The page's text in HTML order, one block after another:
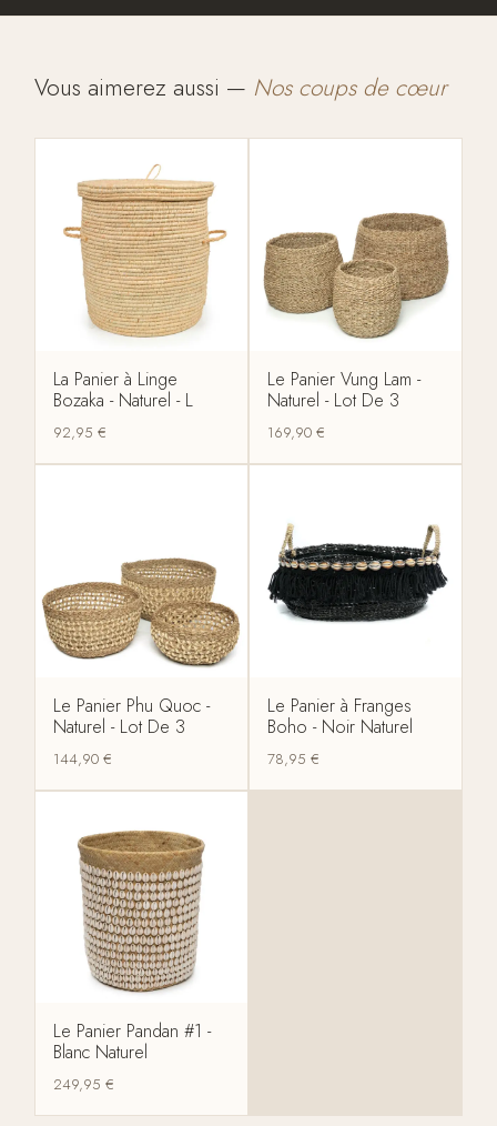
Vous aimerez aussi — Nos coups de cœur
La Panier à Linge
Bozaka - Naturel - L
92,95€
Le Panier Vung Lam -
Naturel - Lot De 3
169,90 €
Le Panier Phu Quoc -
Naturel - Lot De 3
144,90€
Le Panier à Franges
Boho - Noir Naturel
78,95 €
Le Panier Pandan #1 -
Blanc Naturel
249,95€